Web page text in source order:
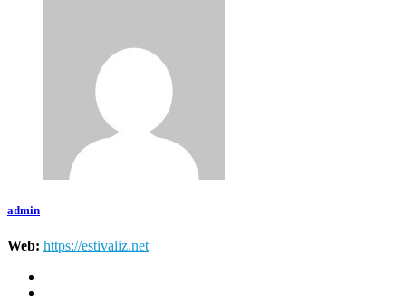
admin
Web: https://estivaliz.net